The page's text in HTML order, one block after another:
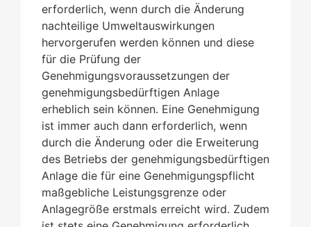
erforderlich, wenn durch die Änderung
nachteilige Umweltauswirkungen
hervorgerufen werden können und diese
für die Prüfung der
Genehmigungsvoraussetzungen der
genehmigungsbedürftigen Anlage
erheblich sein können. Eine Genehmigung
ist immer auch dann erforderlich, wenn
durch die Änderung oder die Erweiterung
des Betriebs der genehmigungsbedürftigen
Anlage die für eine Genehmigungspflicht
maßgebliche Leistungsgrenze oder
Anlagegröße erstmals erreicht wird. Zudem